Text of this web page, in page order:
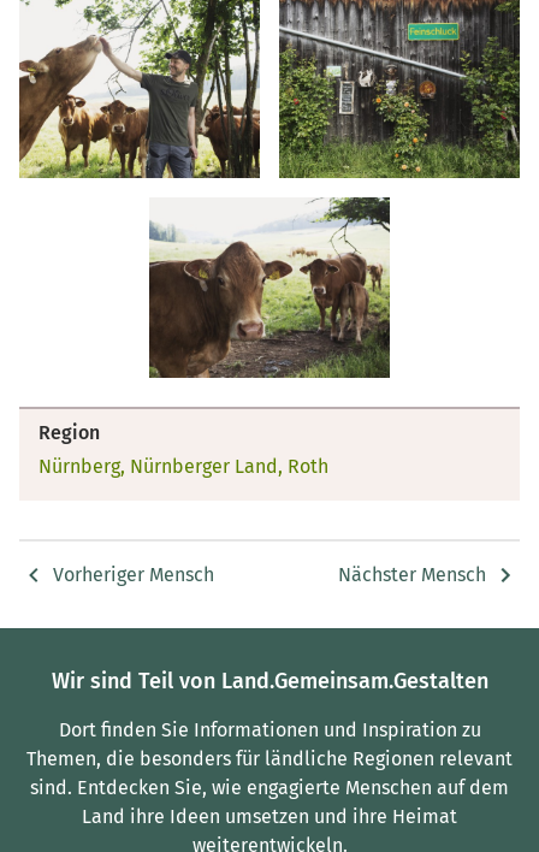
Region
Nürnberg, Nürnberger Land, Roth
Vorheriger Mensch Nächster Mensch
Wir sind Teil von Land.Gemeinsam.Gestalten
Dort finden Sie Informationen und Inspiration zu
Themen, die besonders für ländliche Regionen relevant
sind. Entdecken Sie, wie engagierte Menschen auf dem
Land ihre Ideen umsetzen und ihre Heimat
weiterentwickeln.